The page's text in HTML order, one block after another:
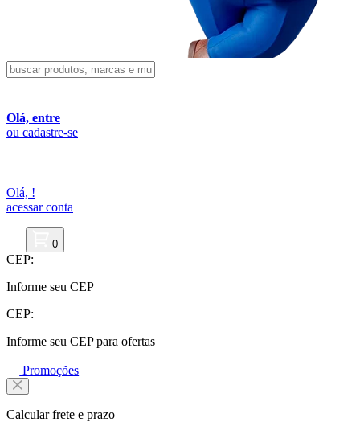
Olá, entre
ou cadastre-se
Olá, !
acessar conta
0
CEP:
Informe seu CEP
CEP:
Informe seu CEP para ofertas
Promoções
Calcular frete e prazo